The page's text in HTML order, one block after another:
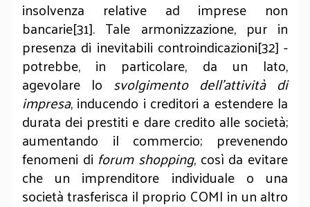
insolvenza relative ad imprese non
bancarie[31]. Tale armonizzazione, pur in
presenza di inevitabili controindicazioni[32] -
potrebbe, in particolare, da un lato,
agevolare lo svolgimento dell’attività di
impresa, inducendo i creditori a estendere la
durata dei prestiti e dare credito alle società;
aumentando il commercio; prevenendo
fenomeni di forum shopping, così da evitare
che un imprenditore individuale o una
società trasferisca il proprio COMI in un altro